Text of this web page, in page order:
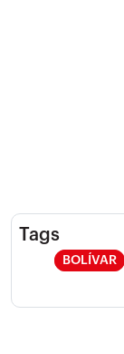
Tags
BOLÍVAR